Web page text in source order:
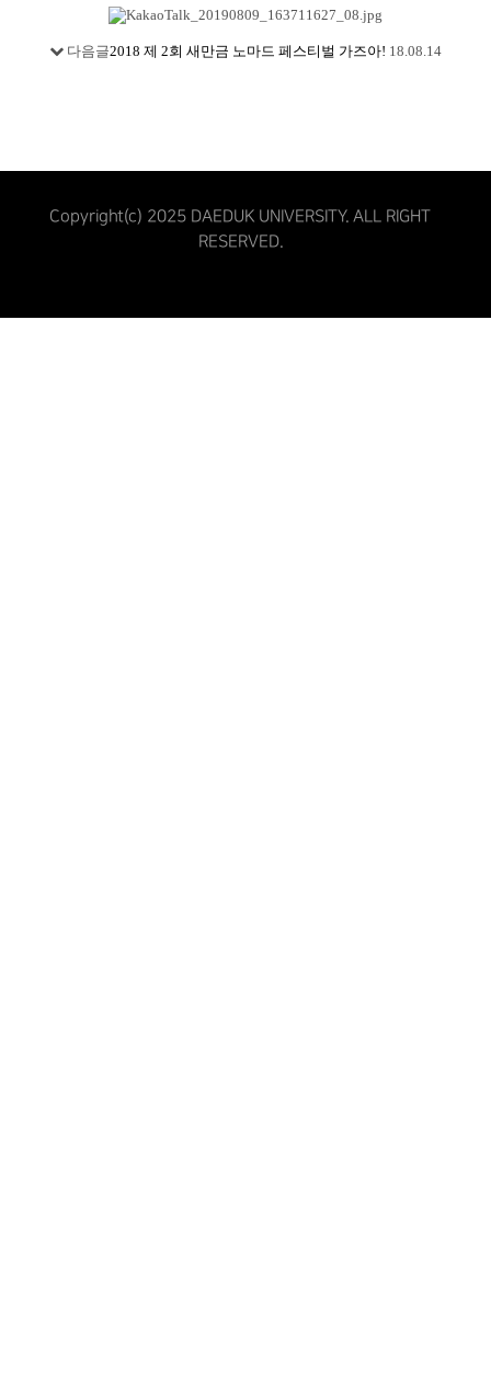
다음글2018 제 2회 새만금 노마드 페스티벌 가즈아! 18.08.14
Copyright(c) 2025 DAEDUK UNIVERSITY. ALL RIGHT
RESERVED.